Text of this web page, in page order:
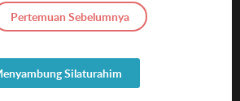
Pertemuan Sebelumnya
Silaturahim